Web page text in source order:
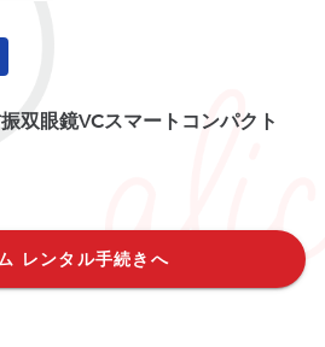
双眼鏡VCスマートコンパクト
レンタル手続きへ